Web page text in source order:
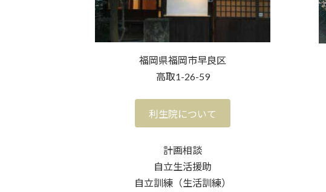
福岡県福岡市早良区
高取1-26-59
利生院について
計画相談
自立生活援助
自立訓練（生活訓練）